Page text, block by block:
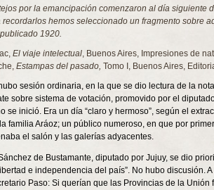
por la emancipación comenzaron al día siguiente
hemos seleccionado un fragmento sobre
1920.
El viaje intelectual, Buenos Aires, Impresiones de
Estampas del pasado, Tomo I, Buenos Aires,
sesión ordinaria, en la que se dio lectura de la
sobre sistema de votación, promovido por el
se inició. Era un día “claro y hermoso”, según el
familia Aráoz; un público numeroso, en que por
el salón y las galerías adyacentes.
de Bustamante, diputado por Jujuy, se dio
e independencia del país”. No hubo discusión.
Paso: Si querían que las Provincias de la Unión